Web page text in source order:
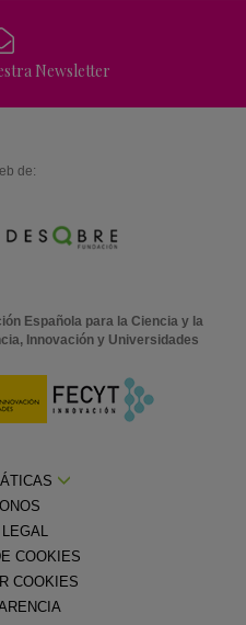
Newsletter
de:
Española para la Ciencia y la
Innovación y Universidades
COOKIES
COOKIES